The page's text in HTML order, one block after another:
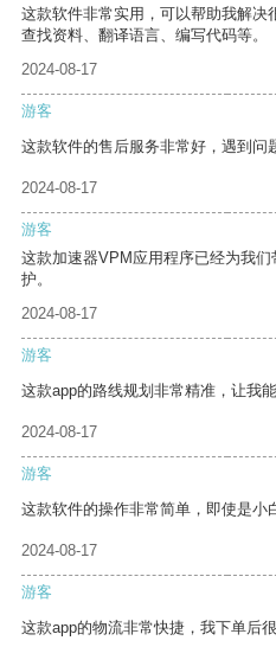
这款软件非常实用，可以帮助我解决
查找资料、翻译语言、编写代码等。
2024-08-17
游客
这款软件的售后服务非常好，遇到问
2024-08-17
游客
这款加速器VPM应用程序已经为我
护。
2024-08-17
游客
这款app的路线规划非常精准，让我
2024-08-17
游客
这款软件的操作非常简单，即使是小
2024-08-17
游客
这款app的物流非常快捷，我下单后